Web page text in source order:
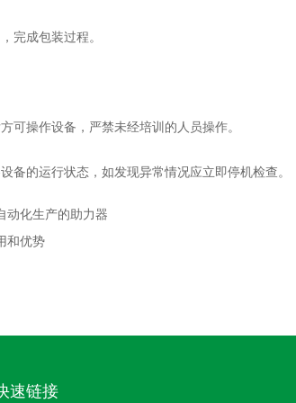
成包装过程。
操作设备，严禁未经培训的人员操作。
的运行状态，如发现异常情况应立即停机检查。
动化生产的助力器
和优势
速链接